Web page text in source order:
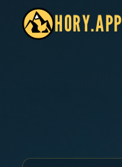
HORY.APP